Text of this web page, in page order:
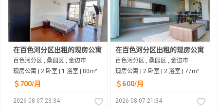
在百色河分区出租的现房公寓
百色河分区 , 桑园区 , 金边市
现房公寓 | 2 卧室 | 1 浴室 | 80m²
＄700/月
2026-08-07 23:34
在百色河分区出租的现房公寓
百色河分区 , 桑园区 , 金边市
现房公寓 | 2 卧室 | 2 浴室 | 77m²
＄600/月
2026-08-07 21:34